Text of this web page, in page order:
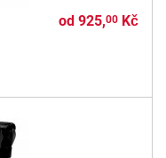
od 925,00Kč